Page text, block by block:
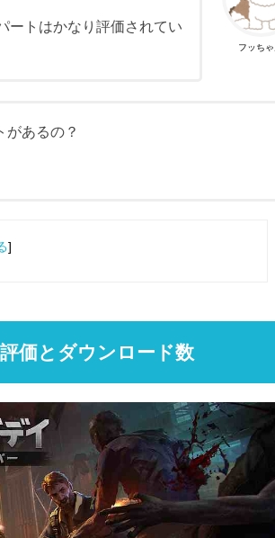
フッちゃ
ートはかなり評価されてい
があるの？
]
価とダウンロード数